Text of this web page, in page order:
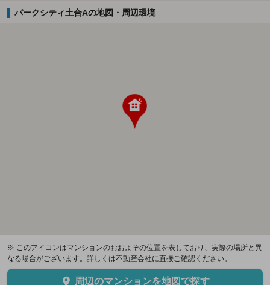
パークシティ土合Aの地図・周辺環境
※ このアイコンはマンションのおおよその位置を表しており、実際の場所と異
なる場合がございます。詳しくは不動産会社に直接ご確認ください。
周辺のマンションを地図で探す